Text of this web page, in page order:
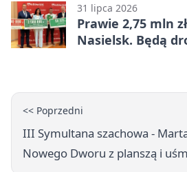
31 lipca 2026
Prawie 2,75 mln
Nasielsk. Będą
<< Poprzedni
III Symultana szachowa -
Nowego Dworu z planszą i